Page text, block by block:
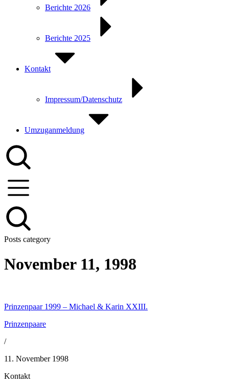
Berichte 2026
Berichte 2025
Kontakt
Impressum/Datenschutz
Umzuganmeldung
Posts category
November 11, 1998
Prinzenpaar 1999 – Michael & Karin XXIII.
Prinzenpaare
/
11. November 1998
Kontakt